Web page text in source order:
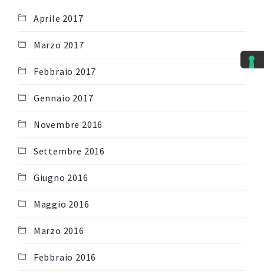
Aprile 2017
Marzo 2017
Febbraio 2017
Gennaio 2017
Novembre 2016
Settembre 2016
Giugno 2016
Maggio 2016
Marzo 2016
Febbraio 2016